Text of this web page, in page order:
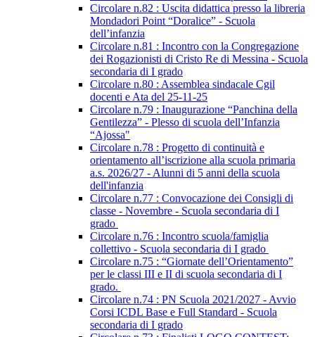
Circolare n.82 : Uscita didattica presso la libreria
Mondadori Point “Doralice” - Scuola
dell’infanzia
Circolare n.81 : Incontro con la Congregazione
dei Rogazionisti di Cristo Re di Messina - Scuola
secondaria di I grado
Circolare n.80 : Assemblea sindacale Cgil
docenti e Ata del 25-11-25
Circolare n.79 : Inaugurazione “Panchina della
Gentilezza” - Plesso di scuola dell’Infanzia
“Ajossa"
Circolare n.78 : Progetto di continuità e
orientamento all’iscrizione alla scuola primaria
a.s. 2026/27 - Alunni di 5 anni della scuola
dell'infanzia
Circolare n.77 : Convocazione dei Consigli di
classe - Novembre - Scuola secondaria di I
grado
Circolare n.76 : Incontro scuola/famiglia
collettivo - Scuola secondaria di I grado
Circolare n.75 : “Giornate dell’Orientamento”
per le classi III e II di scuola secondaria di I
grado.
Circolare n.74 : PN Scuola 2021/2027 - Avvio
Corsi ICDL Base e Full Standard - Scuola
secondaria di I grado